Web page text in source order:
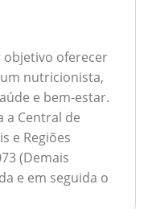
oferecer
nutricionista,
e bem-estar.
a Central de
e Regiões
(Demais
e em seguida o